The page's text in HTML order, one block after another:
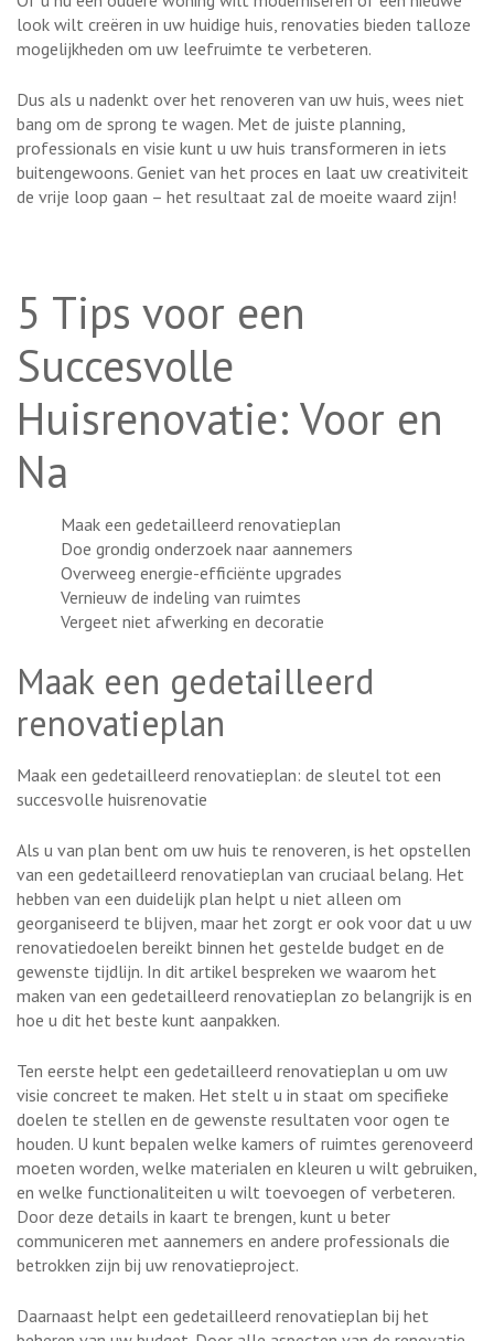
look wilt creëren in uw huidige huis, renovaties bieden talloze
mogelijkheden om uw leefruimte te verbeteren.
Dus als u nadenkt over het renoveren van uw huis, wees niet
bang om de sprong te wagen. Met de juiste planning,
professionals en visie kunt u uw huis transformeren in iets
buitengewoons. Geniet van het proces en laat uw creativiteit
de vrije loop gaan – het resultaat zal de moeite waard zijn!
5 Tips voor een
Succesvolle
Huisrenovatie: Voor en
Na
Maak een gedetailleerd renovatieplan
Doe grondig onderzoek naar aannemers
Overweeg energie-efficiënte upgrades
Vernieuw de indeling van ruimtes
Vergeet niet afwerking en decoratie
Maak een gedetailleerd
renovatieplan
Maak een gedetailleerd renovatieplan: de sleutel tot een
succesvolle huisrenovatie
Als u van plan bent om uw huis te renoveren, is het opstellen
van een gedetailleerd renovatieplan van cruciaal belang. Het
hebben van een duidelijk plan helpt u niet alleen om
georganiseerd te blijven, maar het zorgt er ook voor dat u uw
renovatiedoelen bereikt binnen het gestelde budget en de
gewenste tijdlijn. In dit artikel bespreken we waarom het
maken van een gedetailleerd renovatieplan zo belangrijk is en
hoe u dit het beste kunt aanpakken.
Ten eerste helpt een gedetailleerd renovatieplan u om uw
visie concreet te maken. Het stelt u in staat om specifieke
doelen te stellen en de gewenste resultaten voor ogen te
houden. U kunt bepalen welke kamers of ruimtes gerenoveerd
moeten worden, welke materialen en kleuren u wilt gebruiken,
en welke functionaliteiten u wilt toevoegen of verbeteren.
Door deze details in kaart te brengen, kunt u beter
communiceren met aannemers en andere professionals die
betrokken zijn bij uw renovatieproject.
Daarnaast helpt een gedetailleerd renovatieplan bij het